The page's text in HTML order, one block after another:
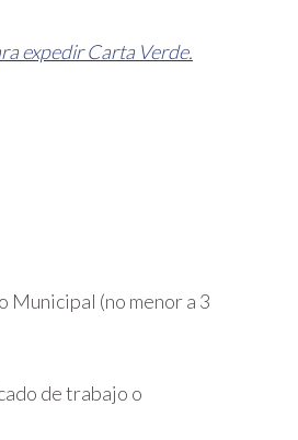
expedir Carta Verde.
Municipal (no menor a 3
de trabajo o